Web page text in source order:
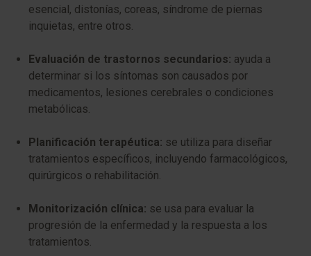
esencial, distonías, coreas, síndrome de piernas
inquietas, entre otros.
Evaluación de trastornos secundarios: ayuda a
determinar si los síntomas son causados por
medicamentos, lesiones cerebrales o condiciones
metabólicas.
Planificación terapéutica: se utiliza para diseñar
tratamientos específicos, incluyendo farmacológicos,
quirúrgicos o rehabilitación.
Monitorización clínica: se usa para evaluar la
progresión de la enfermedad y la respuesta a los
tratamientos.